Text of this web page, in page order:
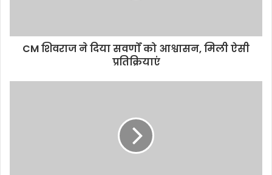
CM शिवराज ने दिया सवर्णों को आश्वासन, मिली ऐसी
प्रतिक्रियाएं